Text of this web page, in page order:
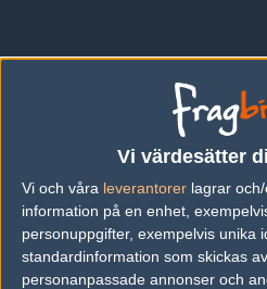
Vi värdesätter
Vi och våra leverantorer lagrar
information på en enhet,
personuppgifter, exempelvis unika
standardinformation som skickas
personanpassade annonser och
Previous results for goodjob
vs. Team Kinguin
Previous results for